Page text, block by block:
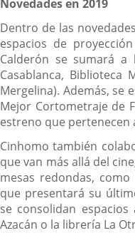
Novedades en 2019
Dentro de las
espacios de
Calderón se sumará a
Casablanca, Biblioteca
Mergelina). Además, se
Mejor Cortometraje de
estreno que pertenecen
Cinhomo también
que van más allá del
mesas redondas,
que presentará su
se consolidan
Azacán o la librería La